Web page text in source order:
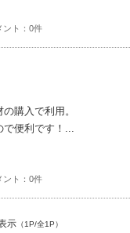
ント 0件
フつくばテクノパーク
購入で利用。
便利です！
ント 0件
示 （1P/全1P）